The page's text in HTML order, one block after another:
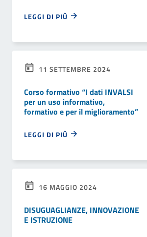
LEGGI DI PIÙ
11 SETTEMBRE 2024
Corso formativo “I dati INVALSI
per un uso informativo,
formativo e per il miglioramento”
LEGGI DI PIÙ
16 MAGGIO 2024
DISUGUAGLIANZE, INNOVAZIONE
E ISTRUZIONE